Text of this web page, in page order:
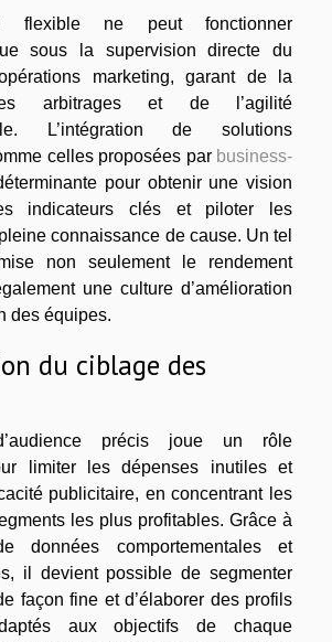
flexible ne peut fonctionner
sous la supervision directe du
marketing, garant de la
arbitrages et de l’agilité
L’intégration de solutions
celles proposées par business-
pour obtenir une vision
indicateurs clés et piloter les
connaissance de cause. Un tel
non seulement le rendement
une culture d’amélioration
des équipes.
du ciblage des
précis joue un rôle
limiter les dépenses inutiles et
publicitaire, en concentrant les
les plus profitables. Grâce à
données comportementales et
il devient possible de segmenter
façon fine et d’élaborer des profils
aux objectifs de chaque